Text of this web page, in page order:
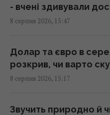
Росія знищує
Forbes
14:41 субота, 08 серпня 2026
ракети для Patriot, -
- вчені здивували
8 серпня 2026, 15:47
Долар та євро в
розкрив, чи варто
8 серпня 2026, 15:17
Звучить природно й